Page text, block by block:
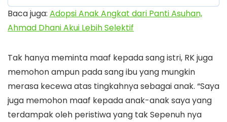
Baca juga: Adopsi Anak Angkat dari Panti Asuhan,
Ahmad Dhani Akui Lebih Selektif
Tak hanya meminta maaf kepada sang istri, RK juga
memohon ampun pada sang ibu yang mungkin
merasa kecewa atas tingkahnya sebagai anak. “Saya
juga memohon maaf kepada anak-anak saya yang
terdampak oleh peristiwa yang tak Sepenuh nya